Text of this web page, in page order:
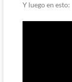
Y luego en esto: